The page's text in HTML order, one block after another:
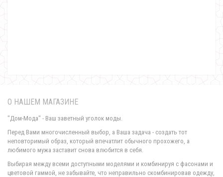
980.00грн.
О НАШЕМ МАГАЗИНЕ
"Дом-Мода" - Ваш заветный уголок моды.
Перед Вами многочисленный выбор, а Ваша задача - создать тот
неповторимый образ, который впечатлит обычного прохожего, а
любимого мужа заставит снова влюбится в себя.
Выбирая между всеми доступными моделями и комбинируя с фасонами и
цветовой гаммой, не забывайте, что неправильно скомбинировав одежду,